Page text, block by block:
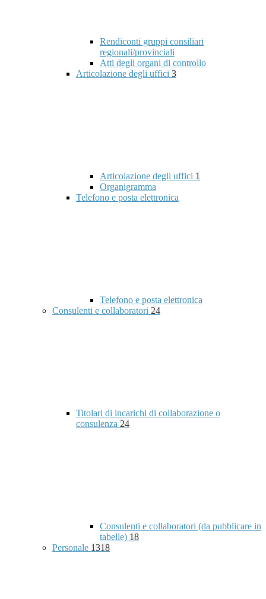
Rendiconti gruppi consiliari
regionali/provinciali
Atti degli organi di controllo
Articolazione degli uffici 3
Articolazione degli uffici 1
Organigramma
Telefono e posta elettronica
Telefono e posta elettronica
Consulenti e collaboratori 24
Titolari di incarichi di collaborazione o
consulenza 24
Consulenti e collaboratori (da pubblicare in
tabelle) 18
Personale 1318